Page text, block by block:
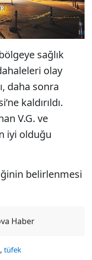
sağlık
olay
daha sonra
kaldırıldı.
V.G. ve
iyi olduğu
belirlenmesi
Haber
, tüfek